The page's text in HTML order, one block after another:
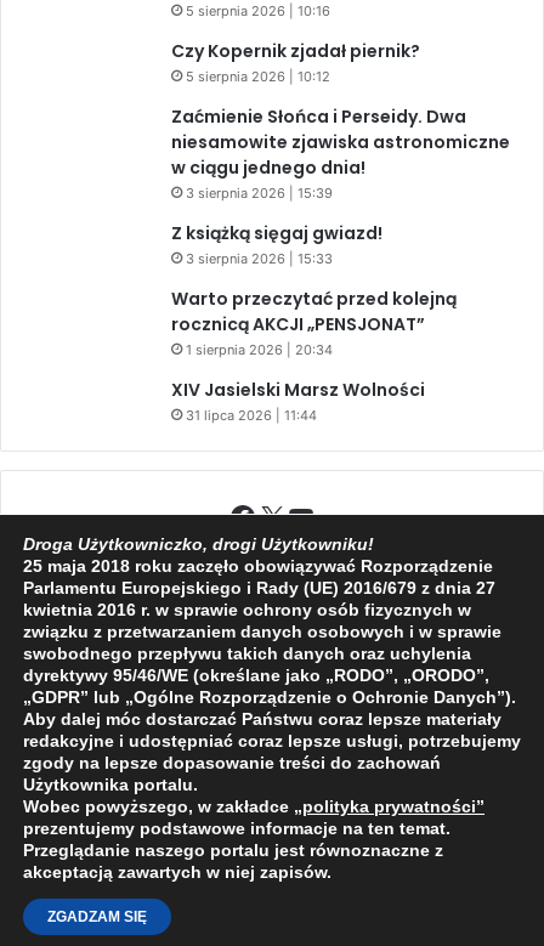
5 sierpnia 2026 | 10:16
Czy Kopernik zjadał piernik?
5 sierpnia 2026 | 10:12
Zaćmienie Słońca i Perseidy. Dwa
niesamowite zjawiska astronomiczne
w ciągu jednego dnia!
3 sierpnia 2026 | 15:39
Z książką sięgaj gwiazd!
3 sierpnia 2026 | 15:33
Warto przeczytać przed kolejną
rocznicą AKCJI „PENSJONAT”
1 sierpnia 2026 | 20:34
XIV Jasielski Marsz Wolności
31 lipca 2026 | 11:44
Facebook
X YouTube
2009 - 2026 © Wszelkie prawa zastrzeżone
O NAS
REDAKCJA POLITYKA PRYWATNOŚCI
Droga Użytkowniczko, drogi Użytkowniku!
25 maja 2018 roku zaczęło obowiązywać Rozporządzenie
Parlamentu Europejskiego i Rady (UE) 2016/679 z dnia 27
kwietnia 2016 r. w sprawie ochrony osób fizycznych w
związku z przetwarzaniem danych osobowych i w sprawie
swobodnego przepływu takich danych oraz uchylenia
dyrektywy 95/46/WE (określane jako „RODO”, „ORODO”,
„GDPR” lub „Ogólne Rozporządzenie o Ochronie Danych”).
Aby dalej móc dostarczać Państwu coraz lepsze materiały
redakcyjne i udostępniać coraz lepsze usługi, potrzebujemy
zgody na lepsze dopasowanie treści do zachowań
Użytkownika portalu.
Wobec powyższego, w zakładce „polityka prywatności”
prezentujemy podstawowe informacje na ten temat.
Przeglądanie naszego portalu jest równoznaczne z
akceptacją zawartych w niej zapisów.
ZGADZAM SIĘ